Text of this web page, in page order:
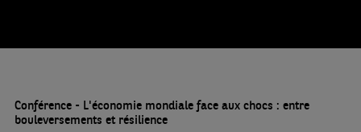
Conférence - L'économie mondiale face aux chocs : entre
bouleversements et résilience